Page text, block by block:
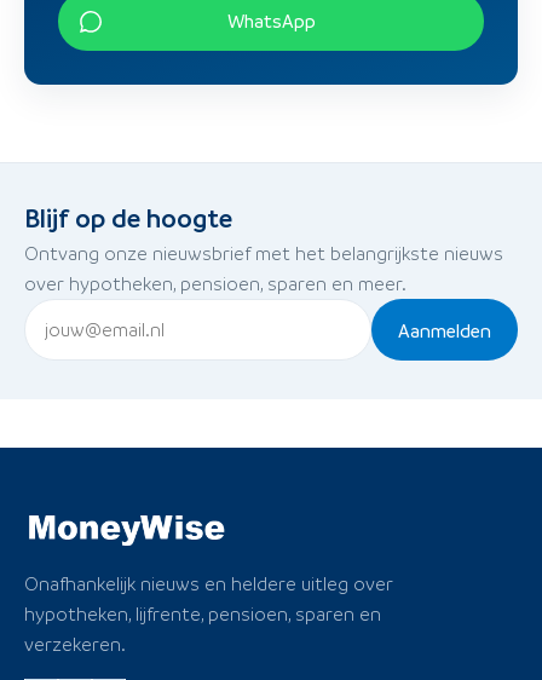
WhatsApp
Blijf op de hoogte
Ontvang onze nieuwsbrief met het belangrijkste nieuws
over hypotheken, pensioen, sparen en meer.
Aanmelden
Onafhankelijk nieuws en heldere uitleg over
hypotheken, lijfrente, pensioen, sparen en
verzekeren.